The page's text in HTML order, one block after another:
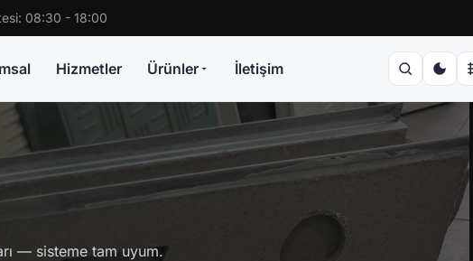
08:30 - 18:00
Hizmetler Ürünler İletişim
— sisteme tam uyum.